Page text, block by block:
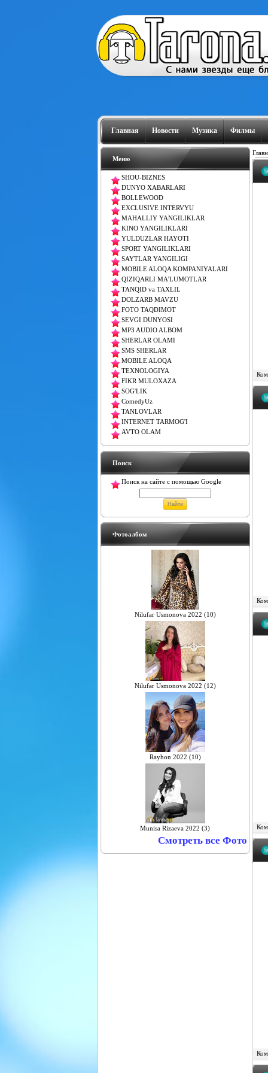
Главная Новости Музика Филмы
Меню
SHOU-BIZNES
DUNYO XABARLARI
BOLLEWOOD
EXCLUSIVE INTERVYU
MAHALLIY YANGILIKLAR
KINO YANGILIKLARI
YULDUZLAR HAYOTI
SPORT YANGILIKLARI
SAYTLAR YANGILIGI
MOBILE ALOQA KOMPANIYALARI
QIZIQARLI MA'LUMOTLAR
TANQID va TAXLIL
DOLZARB MAVZU
FOTO TAQDIMOT
SEVGI DUNYOSI
MP3 AUDIO ALBOM
SHERLAR OLAMI
SMS SHERLAR
MOBILE ALOQA
TEXNOLOGIYA
FIKR MULOXAZA
SOG'LIK
ComedyUz
TANLOVLAR
INTERNET TARMOG'I
AVTO OLAM
Поиск
Поиск на сайте с помощью Google
Фотоалбом
Nilufar Usmonova 2022 (10)
Nilufar Usmonova 2022 (12)
Rayhon 2022 (10)
Munisa Rizaeva 2022 (3)
Смотреть все Фото